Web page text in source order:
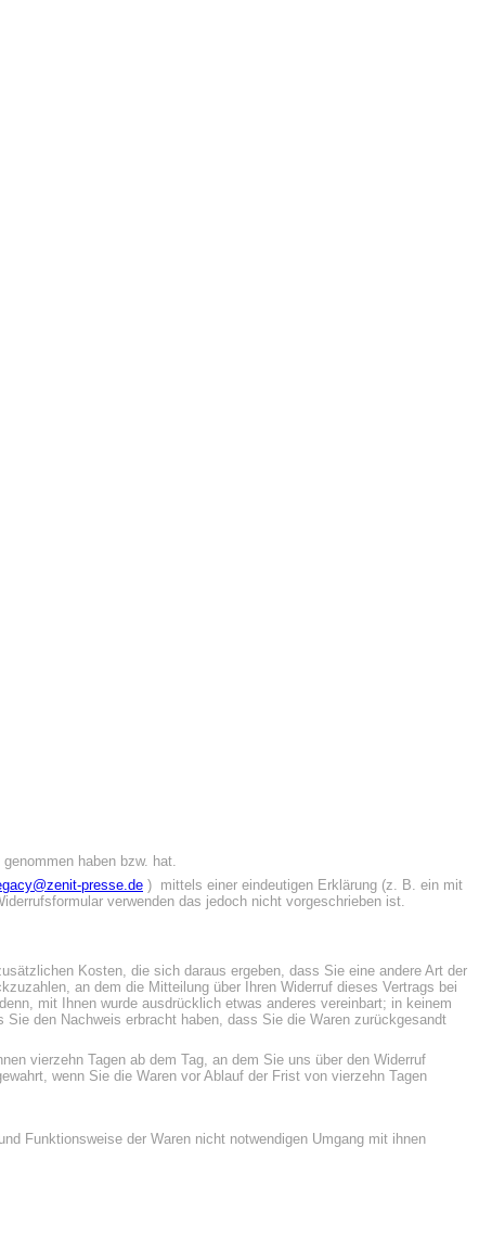
haben bzw. hat.
presse.de ) mittels einer eindeutigen Erklärung (z. B. ein mit
verwenden das jedoch nicht vorgeschrieben ist.
Kosten, die sich daraus ergeben, dass Sie eine andere Art der
an dem die Mitteilung über Ihren Widerruf dieses Vertrags bei
mit Ihnen wurde ausdrücklich etwas anderes vereinbart; in keinem
den Nachweis erbracht haben, dass Sie die Waren zurückgesandt
vierzehn Tagen ab dem Tag, an dem Sie uns über den Widerruf
wenn Sie die Waren vor Ablauf der Frist von vierzehn Tagen
Funktionsweise der Waren nicht notwendigen Umgang mit ihnen